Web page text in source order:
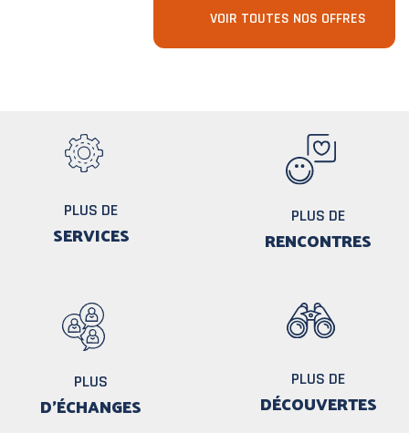
VOIR TOUTES NOS OFFRES
PLUS DE
SERVICES
PLUS DE
RENCONTRES
PLUS
D'ÉCHANGES
PLUS DE
DÉCOUVERTES